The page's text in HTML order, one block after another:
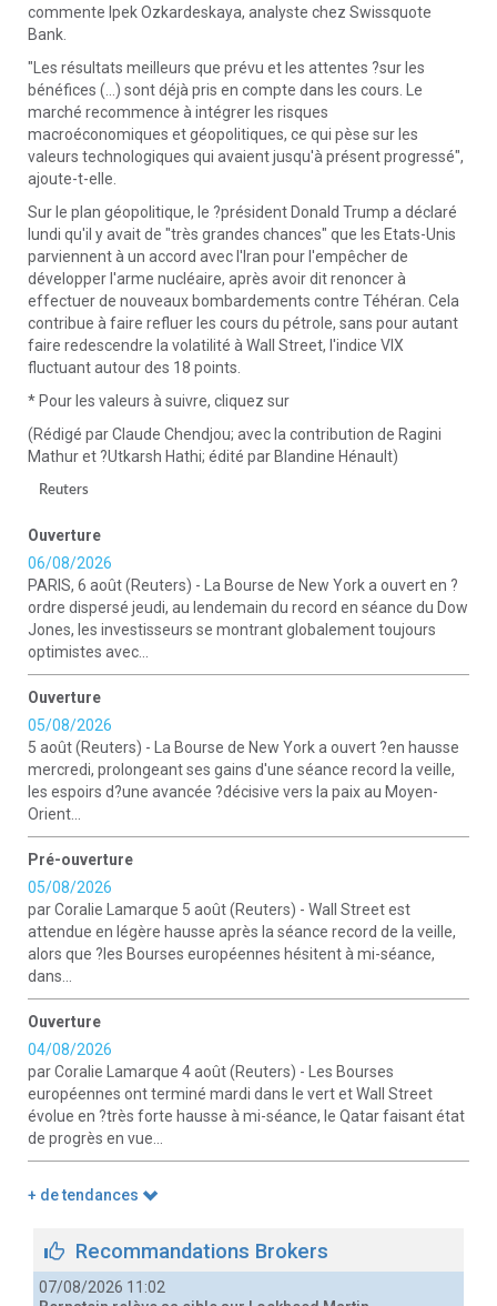
commente Ipek Ozkardeskaya, analyste chez Swissquote
Bank.
"Les résultats meilleurs que prévu et les attentes ?sur les
bénéfices (...) sont déjà pris en compte dans les cours. Le
marché recommence à intégrer les risques
macroéconomiques et géopolitiques, ce qui pèse sur les
valeurs technologiques qui avaient jusqu'à présent progressé",
ajoute-t-elle.
Sur le plan géopolitique, le ?président Donald Trump a déclaré
lundi qu'il y avait de "très grandes chances" que les Etats-Unis
parviennent à un accord avec l'Iran pour l'empêcher de
développer l'arme nucléaire, après avoir dit renoncer à
effectuer de nouveaux bombardements contre Téhéran. Cela
contribue à faire refluer les cours du pétrole, sans pour autant
faire redescendre la volatilité à Wall Street, l'indice VIX
fluctuant autour des 18 points.
* Pour les valeurs à suivre, cliquez sur
(Rédigé par Claude Chendjou; avec la contribution de Ragini
Mathur et ?Utkarsh Hathi; édité par Blandine Hénault)
Reuters
Ouverture
06/08/2026
PARIS, 6 août (Reuters) - La Bourse de New York a ouvert en ?
ordre dispersé jeudi, au lendemain du record en séance du Dow
Jones, les investisseurs se montrant globalement toujours
optimistes avec...
Ouverture
05/08/2026
5 août (Reuters) - La Bourse de New York a ouvert ?en hausse
mercredi, prolongeant ses gains d'une séance record la veille,
les espoirs d?une avancée ?décisive vers la paix au Moyen-
Orient...
Pré-ouverture
05/08/2026
par Coralie Lamarque 5 août (Reuters) - Wall Street est
attendue en légère hausse après la séance record de la veille,
alors que ?les Bourses européennes hésitent à mi-séance,
dans...
Ouverture
04/08/2026
par Coralie Lamarque 4 août (Reuters) - Les Bourses
européennes ont terminé mardi dans le vert et Wall Street
évolue en ?très forte hausse à mi-séance, le Qatar faisant état
de progrès en vue...
+ de tendances
Recommandations Brokers
07/08/2026 11:02